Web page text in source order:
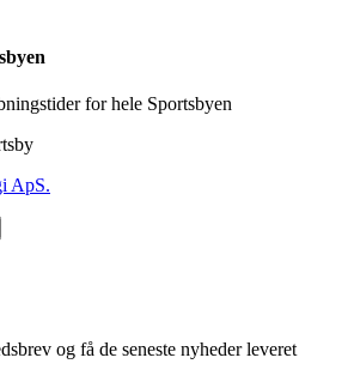
for hele Sportsbyen
ApS.
og få de seneste nyheder leveret